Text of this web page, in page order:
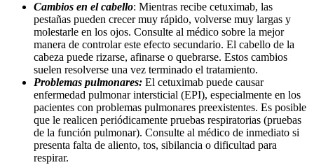
Cambios en el cabello: Mientras recibe cetuximab, las
pestañas pueden crecer muy rápido, volverse muy largas y
molestarle en los ojos. Consulte al médico sobre la mejor
manera de controlar este efecto secundario. El cabello de la
cabeza puede rizarse, afinarse o quebrarse. Estos cambios
suelen resolverse una vez terminado el tratamiento.
Problemas pulmonares: El cetuximab puede causar
enfermedad pulmonar intersticial (EPI), especialmente en los
pacientes con problemas pulmonares preexistentes. Es posible
que le realicen periódicamente pruebas respiratorias (pruebas
de la función pulmonar). Consulte al médico de inmediato si
presenta falta de aliento, tos, sibilancia o dificultad para
respirar.